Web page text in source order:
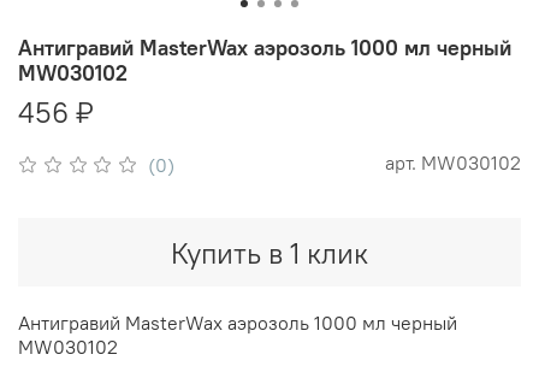
(0) арт. MW030102
Антигравий MasterWax аэрозоль 1000 мл черный
MW030102
456 ₽
Купить в 1 клик
Антигравий MasterWax аэрозоль 1000 мл черный
MW030102